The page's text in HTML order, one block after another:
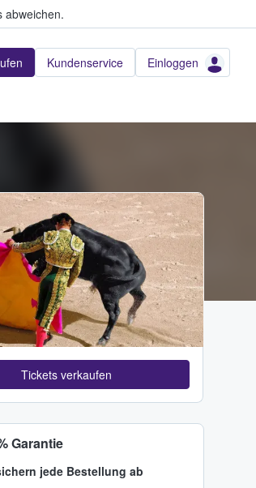
abweichen.
Kundenservice Einloggen
Tickets verkaufen
Garantie
jede Bestellung ab